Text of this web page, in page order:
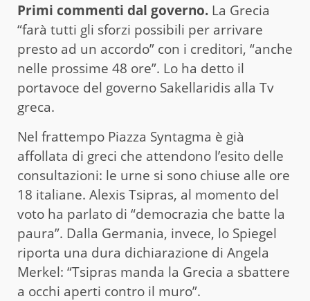
Primi commenti dal governo. La Grecia
“farà tutti gli sforzi possibili per arrivare
presto ad un accordo” con i creditori, “anche
nelle prossime 48 ore”. Lo ha detto il
portavoce del governo Sakellaridis alla Tv
greca.
Nel frattempo Piazza Syntagma è già
affollata di greci che attendono l’esito delle
consultazioni: le urne si sono chiuse alle ore
18 italiane. Alexis Tsipras, al momento del
voto ha parlato di “democrazia che batte la
paura”. Dalla Germania, invece, lo Spiegel
riporta una dura dichiarazione di Angela
Merkel: “Tsipras manda la Grecia a sbattere
a occhi aperti contro il muro”.